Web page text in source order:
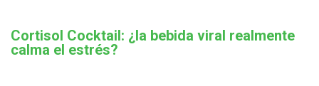
Cortisol Cocktail: ¿la bebida viral realmente
calma el estrés?